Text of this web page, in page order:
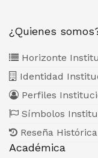
¿Quienes
Horizonte
Identidad
Perfiles
Símbolos
Reseña Histórica
Académica